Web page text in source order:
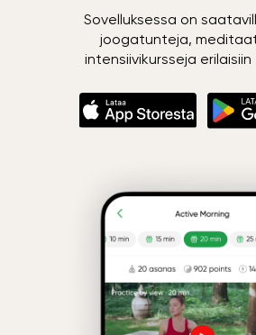
Sovelluksessa on
joogatunteja,
intensiivikursseja